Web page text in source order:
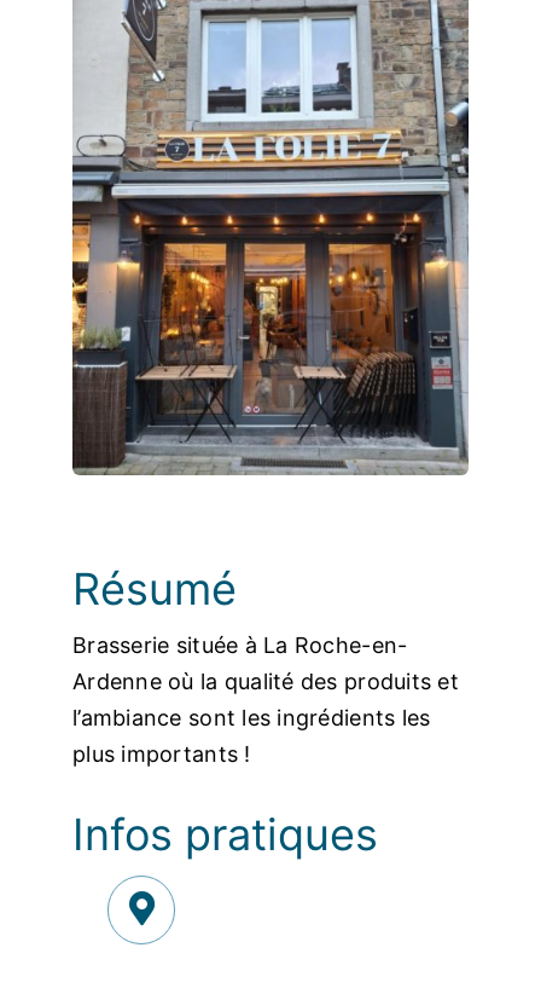
Résumé
Brasserie située à La Roche-en-
Ardenne où la qualité des produits et
l’ambiance sont les ingrédients les
plus importants !
Infos pratiques